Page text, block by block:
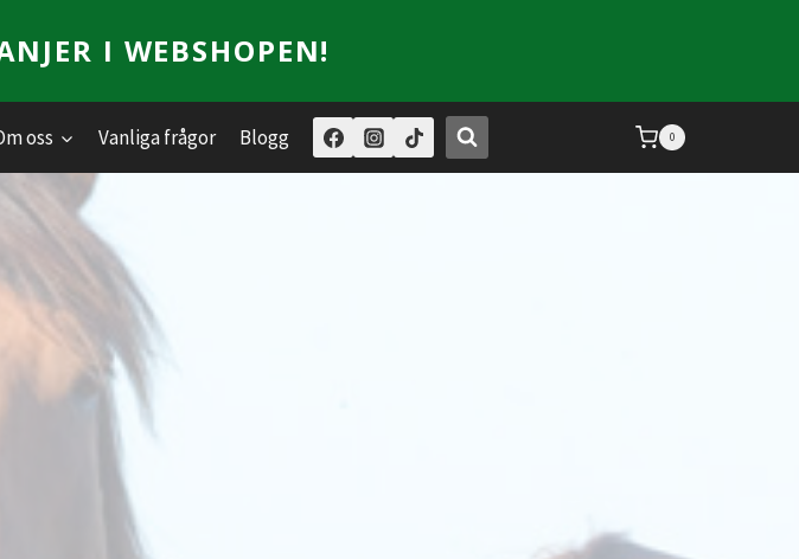
I WEBSHOPEN!
oss Vanliga frågor Blogg 0